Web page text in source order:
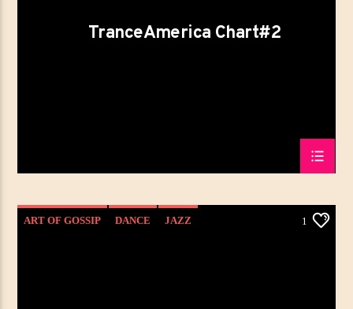
TranceAmerica Chart#2
ART OF GOSSIP DANCE JAZZ 1